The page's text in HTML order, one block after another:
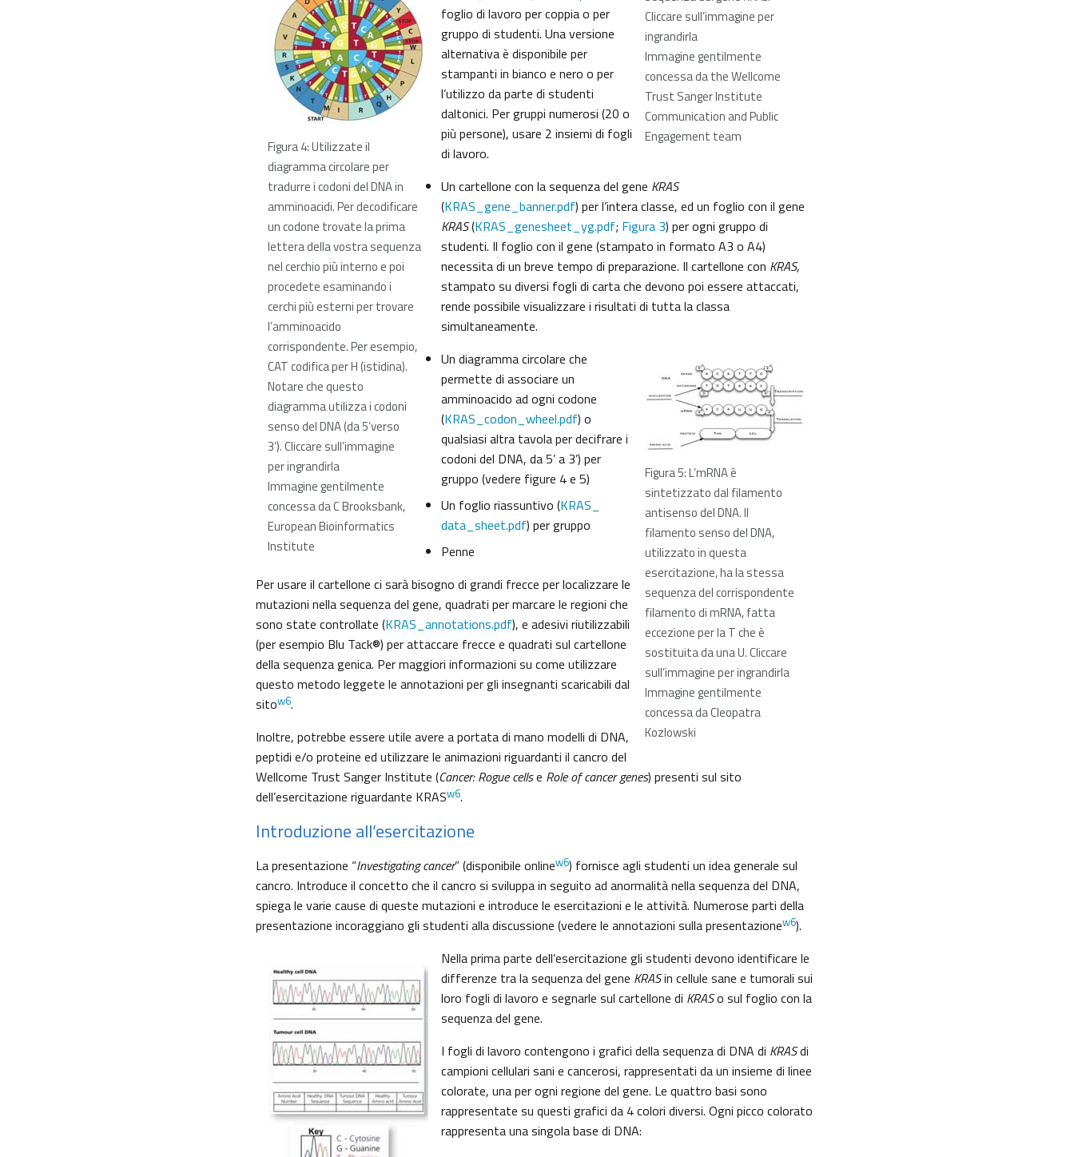
Cliccare sull’immagine per
ingrandirla
Immagine gentilmente
concessa da the Wellcome
Trust Sanger Institute
Communication and Public
Engagement team
Figura 4: Utilizzate il
diagramma circolare per
tradurre i codoni del DNA in
amminoacidi. Per decodificare
un codone trovate la prima
lettera della vostra sequenza
nel cerchio più interno e poi
procedete esaminando i
cerchi più esterni per trovare
l’amminoacido
corrispondente. Per esempio,
CAT codifica per H (istidina).
Notare che questo
diagramma utilizza i codoni
senso del DNA (da 5’verso
3’). Cliccare sull’immagine
per ingrandirla
Immagine gentilmente
concessa da C Brooksbank,
European Bioinformatics
Institute
foglio di lavoro per coppia o per
gruppo di studenti. Una versione
alternativa è disponibile per
stampanti in bianco e nero o per
l’utilizzo da parte di studenti
daltonici. Per gruppi numerosi (20 o
più persone), usare 2 insiemi di fogli
di lavoro.
Un cartellone con la sequenza del gene KRAS
(KRAS_gene_banner.pdf) per l’intera classe, ed un foglio con il gene
KRAS(KRAS_genesheet_yg.pdf; Figura 3) per ogni gruppo di
studenti. Il foglio con il gene (stampato in formato A3 o A4)
necessita di un breve tempo di preparazione. Il cartellone con KRAS,
stampato su diversi fogli di carta che devono poi essere attaccati,
rende possibile visualizzare i risultati di tutta la classa
simultaneamente.
Figura 5: L’mRNA è
sintetizzato dal filamento
antisenso del DNA. Il
filamento senso del DNA,
utilizzato in questa
esercitazione, ha la stessa
sequenza del corrispondente
filamento di mRNA, fatta
eccezione per la T che è
sostituita da una U. Cliccare
sull’immagine per ingrandirla
Immagine gentilmente
concessa da Cleopatra
Kozlowski
Un diagramma circolare che
permette di associare un
amminoacido ad ogni codone
(KRAS_codon_wheel.pdf) o
qualsiasi altra tavola per decifrare i
codoni del DNA, da 5’ a 3’) per
gruppo (vedere figure 4 e 5)
Un foglio riassuntivo (KRAS_
data_sheet.pdf) per gruppo
Penne
Per usare il cartellone ci sarà bisogno di grandi frecce per localizzare le
mutazioni nella sequenza del gene, quadrati per marcare le regioni che
sono state controllate (KRAS_annotations.pdf), e adesivi riutilizzabili
(per esempio Blu Tack®) per attaccare frecce e quadrati sul cartellone
della sequenza genica. Per maggiori informazioni su come utilizzare
questo metodo leggete le annotazioni per gli insegnanti scaricabili dal
sitow6.
Inoltre, potrebbe essere utile avere a portata di mano modelli di DNA,
peptidi e/o proteine ed utilizzare le animazioni riguardanti il cancro del
Wellcome Trust Sanger Institute (Cancer: Rogue cellse Role of cancer genes) presenti sul sito
dell’esercitazione riguardante KRASw6.
Introduzione all’esercitazione
La presentazione “Investigating cancer” (disponibile onlinew6) fornisce agli studenti un idea generale sul
cancro. Introduce il concetto che il cancro si sviluppa in seguito ad anormalità nella sequenza del DNA,
spiega le varie cause di queste mutazioni e introduce le esercitazioni e le attività. Numerose parti della
presentazione incoraggiano gli studenti alla discussione (vedere le annotazioni sulla presentazionew6).
Nella prima parte dell’esercitazione gli studenti devono identificare le
differenze tra la sequenza del gene KRASin cellule sane e tumorali sui
loro fogli di lavoro e segnarle sul cartellone di KRASo sul foglio con la
sequenza del gene.
I fogli di lavoro contengono i grafici della sequenza di DNA di KRASdi
campioni cellulari sani e cancerosi, rappresentati da un insieme di linee
colorate, una per ogni regione del gene. Le quattro basi sono
rappresentate su questi grafici da 4 colori diversi. Ogni picco colorato
rappresenta una singola base di DNA: